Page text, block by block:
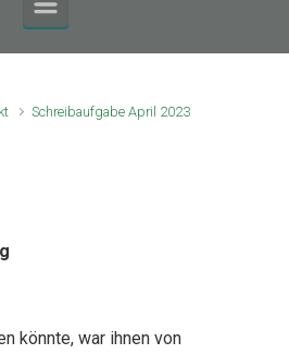
Schreibaufgabe April 2023
könnte, war ihnen von